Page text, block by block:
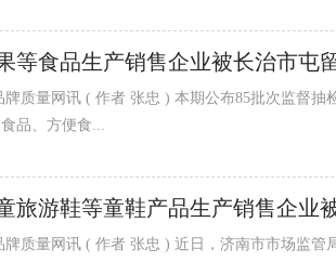
等食品生产销售企业被长治市屯
及糖果制品、调味品、蜂产品、
品、方便食...
旅游鞋等童鞋产品生产销售企业
年童鞋产品质量市级专项监督抽